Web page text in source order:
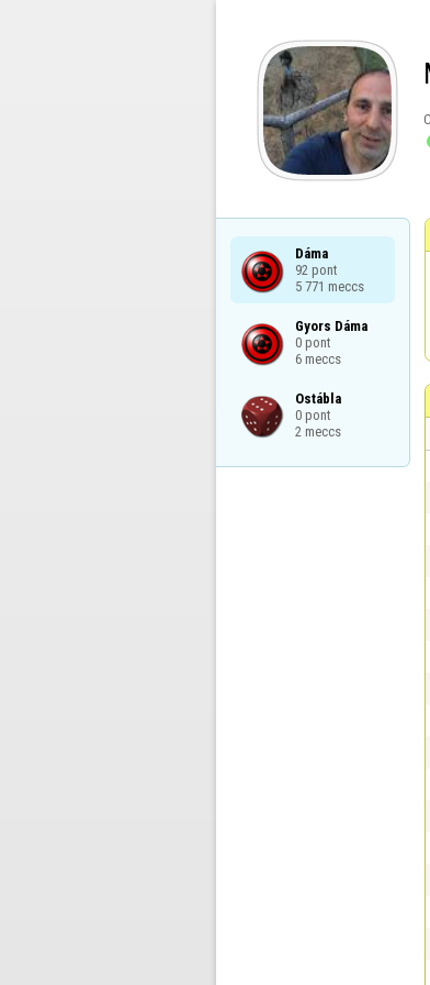
Dáma
92 pont
5 771 meccs
Gyors Dáma
0 pont
6 meccs
Ostábla
0 pont
2 meccs